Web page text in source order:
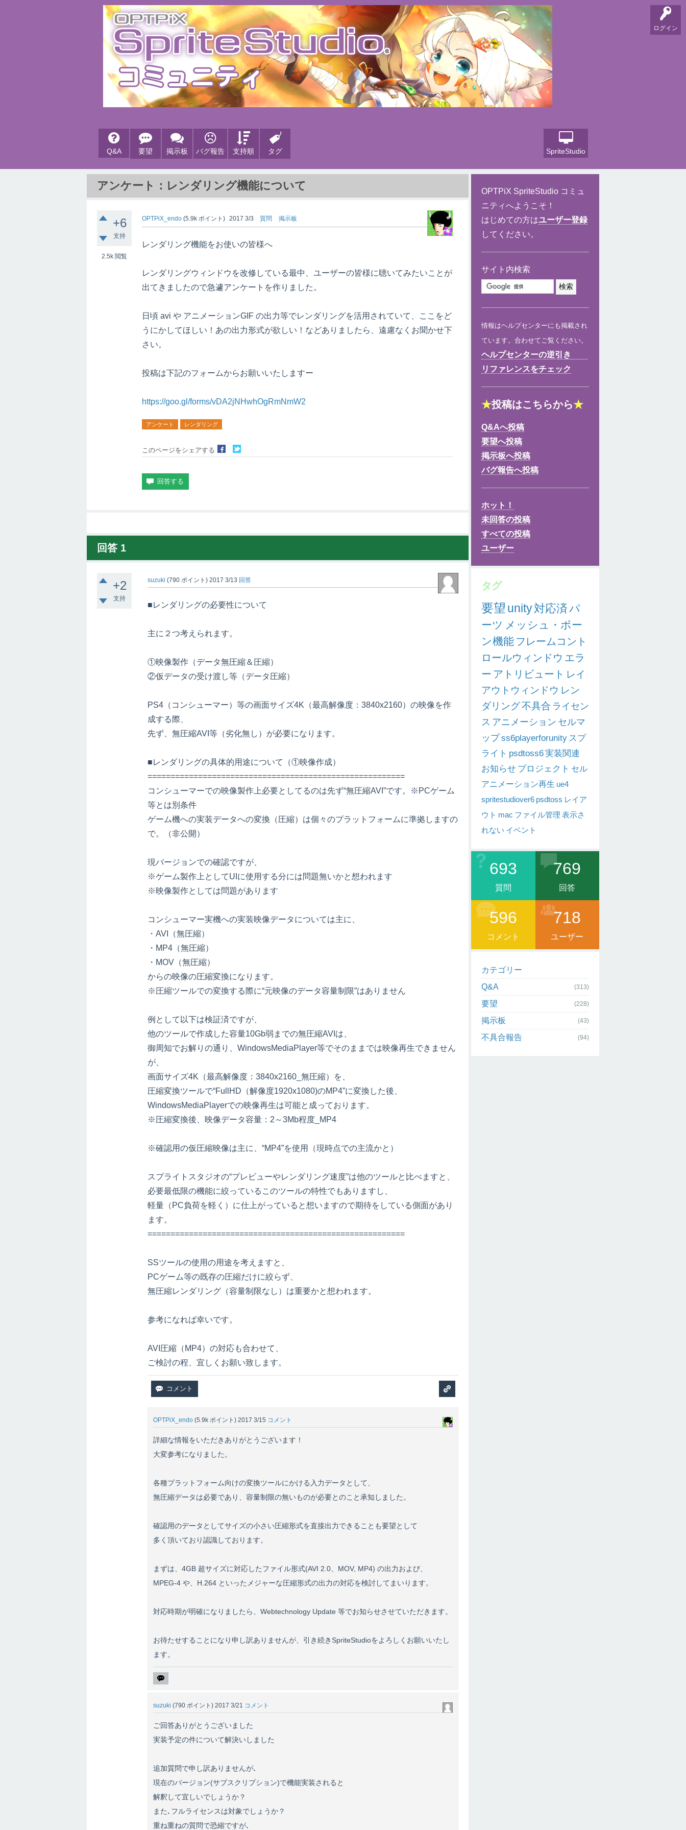
ログイン
Q&A 要望 掲示板 バグ報告 支持順 タグ SpriteStudio
アンケート：レンダリング機能について
+6
支持
2.5k 閲覧
OPTPiX_endo (5.9k ポイント) 2017 3/3 質問 掲示板
レンダリング機能をお使いの皆様へ
レンダリングウィンドウを改修している最中、ユーザーの皆様に聴いてみたいことが
出てきましたので急遽アンケートを作りました。
日頃 avi や アニメーションGIF の出力等でレンダリングを活用されていて、ここをど
うにかしてほしい！あの出力形式が欲しい！などありましたら、遠慮なくお聞かせ下
さい。
投稿は下記のフォームからお願いいたしますー
https://goo.gl/forms/vDA2jNHwhOgRmNmW2
アンケート レンダリング
このページをシェアする
回答 1
+2
支持
suzuki (790 ポイント) 2017 3/13 回答
■レンダリングの必要性について
主に２つ考えられます。
①映像製作（データ無圧縮＆圧縮）
②仮データの受け渡し等（データ圧縮）
PS4（コンシューマー）等の画面サイズ4K（最高解像度：3840x2160）の映像を作
成する際、
先ず、無圧縮AVI等（劣化無し）が必要になります。
■レンダリングの具体的用途について（①映像作成）
========================================================
コンシューマーでの映像製作上必要としてるのは先ず“無圧縮AVI”です。※PCゲーム
等とは別条件
ゲーム機への実装データへの変換（圧縮）は個々のプラットフォームに準拠しますの
で。（非公開）
現バージョンでの確認ですが、
※ゲーム製作上としてUIに使用する分には問題無いかと想われます
※映像製作としては問題があります
コンシューマー実機への実装映像データについては主に、
・AVI（無圧縮）
・MP4（無圧縮）
・MOV（無圧縮）
からの映像の圧縮変換になります。
※圧縮ツールでの変換する際に“元映像のデータ容量制限”はありません
例として以下は検証済ですが、
他のツールで作成した容量10Gb弱までの無圧縮AVIは、
御周知でお解りの通り、WindowsMediaPlayer等でそのままでは映像再生できません
が、
画面サイズ4K（最高解像度：3840x2160_無圧縮）を、
圧縮変換ツールで“FullHD（解像度1920x1080)のMP4”に変換した後、
WindowsMediaPlayerでの映像再生は可能と成っております。
※圧縮変換後、映像データ容量：2～3Mb程度_MP4
※確認用の仮圧縮映像は主に、“MP4”を使用（現時点での主流かと）
スプライトスタジオの“プレビューやレンダリング速度”は他のツールと比べますと、
必要最低限の機能に絞っているこのツールの特性でもありますし、
軽量（PC負荷を軽く）に仕上がっていると想いますので期待をしている側面があり
ます。
========================================================
SSツールの使用の用途を考えますと、
PCゲーム等の既存の圧縮だけに絞らず、
無圧縮レンダリング（容量制限なし）は重要かと想われます。
参考になれば幸いです。
AVI圧縮（MP4）の対応も合わせて、
ご検討の程、宜しくお願い致します。
OPTPiX_endo (5.9k ポイント) 2017 3/15 コメント
詳細な情報をいただきありがとうございます！
大変参考になりました。
各種プラットフォーム向けの変換ツールにかける入力データとして、
無圧縮データは必要であり、容量制限の無いものが必要とのこと承知しました。
確認用のデータとしてサイズの小さい圧縮形式を直接出力できることも要望として
多く頂いており認識しております。
まずは、4GB 超サイズに対応したファイル形式(AVI 2.0、MOV, MP4) の出力および、
MPEG-4 や、H.264 といったメジャーな圧縮形式の出力の対応を検討してまいります。
対応時期が明確になりましたら、Webtechnology Update 等でお知らせさせていただきます。
お待たせすることになり申し訳ありませんが、引き続きSpriteStudioをよろしくお願いいたし
ます。
suzuki (790 ポイント) 2017 3/21 コメント
ご回答ありがとうございました
実装予定の件について解決いしました
追加質問で申し訳ありませんが､
現在のバージョン(サブスクリプション)で機能実装されると
解釈して宜しいでしょうか？
また､フルライセンスは対象でしょうか？
重ね重ねの質問で恐縮ですが､
OPTPiX SpriteStudio コミュ
ニティへようこそ！
はじめての方はユーザー登録
してください。
サイト内検索
情報はヘルプセンターにも掲載され
ています。合わせてご覧ください。
ヘルプセンターの逆引き
リファレンスをチェック
★投稿はこちらから★
Q&Aへ投稿
要望へ投稿
掲示板へ投稿
バグ報告へ投稿
ホット！
未回答の投稿
すべての投稿
ユーザー
タグ
要望 unity対応済パ
ーツ メッシュ・ボー
ン機能 フレームコント
ロールウィンドウ エラ
ー アトリビュート レイ
アウトウィンドウ レン
ダリング不具合 ライセン
ス アニメーション セルマ
ップss6playerforunity スプ
ライト psdtoss6実装関連
お知らせ プロジェクト セル
アニメーション再生 ue4
spritestudiover6 psdtoss レイア
ウト mac ファイル管理 表示さ
れない イベント
693
質問
769
回答
596
コメント
718
ユーザー
カテゴリー
Q&A
(313)
要望 (228)
掲示板 (43)
不具合報告 (94)